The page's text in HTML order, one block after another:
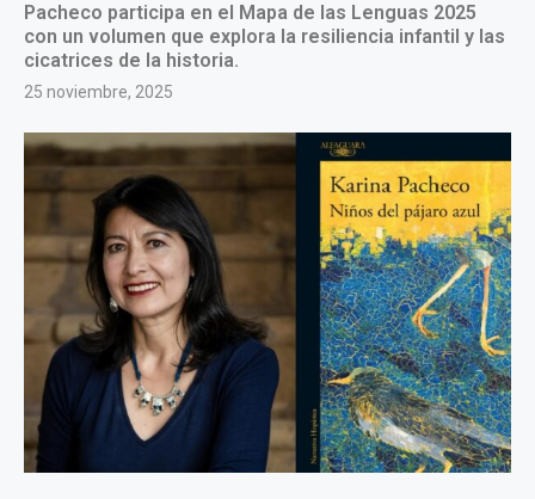
Pacheco participa en el Mapa de las Lenguas 2025
con un volumen que explora la resiliencia infantil y las
cicatrices de la historia.
25 noviembre, 2025